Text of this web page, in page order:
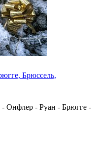
Брюссель,
Онфлер - Руан - Брюгге -